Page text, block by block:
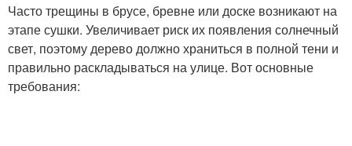
Часто трещины в брусе, бревне или доске возникают на
этапе сушки. Увеличивает риск их появления солнечный
свет, поэтому дерево должно храниться в полной тени и
правильно раскладываться на улице. Вот основные
требования: